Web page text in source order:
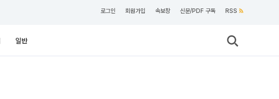
로그인 회원가입 속보창 신문/PDF 구독 RSS
일반